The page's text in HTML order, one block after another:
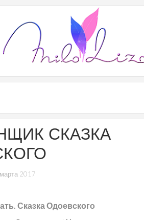
СКАЗКА
2017
Сказка Одоевского